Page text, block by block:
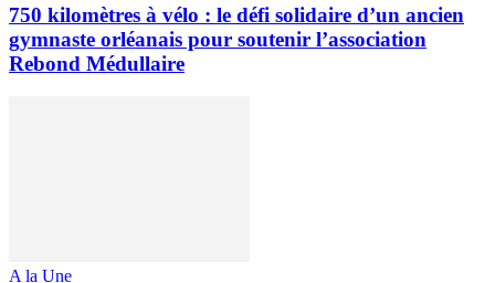
750 kilomètres à vélo : le défi solidaire d’un ancien
gymnaste orléanais pour soutenir l’association
Rebond Médullaire
A la Une